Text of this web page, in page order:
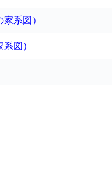
系図）
図）